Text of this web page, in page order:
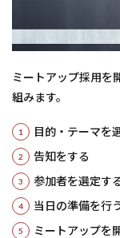
ミートアップ採用を
組みます。
目的・テーマを
告知をする
参加者を選定す
当日の準備を行
ミートアップを